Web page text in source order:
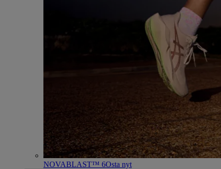
NOVABLAST™ 6Osta nyt